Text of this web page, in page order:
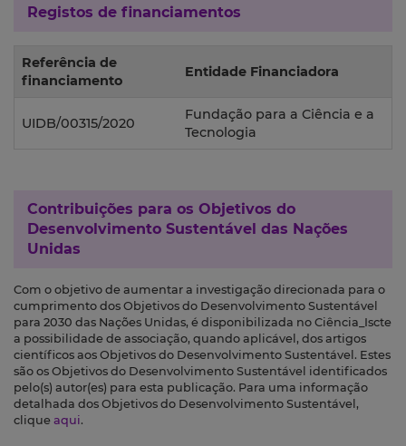
Registos de financiamentos
Referência de
financiamento
Entidade Financiadora
UIDB/00315/2020
Fundação para a Ciência e a
Tecnologia
Contribuições para os Objetivos do
Desenvolvimento Sustentável das Nações
Unidas
Com o objetivo de aumentar a investigação direcionada para o
cumprimento dos Objetivos do Desenvolvimento Sustentável
para 2030 das Nações Unidas, é disponibilizada no Ciência_Iscte
a possibilidade de associação, quando aplicável, dos artigos
científicos aos Objetivos do Desenvolvimento Sustentável. Estes
são os Objetivos do Desenvolvimento Sustentável identificados
pelo(s) autor(es) para esta publicação. Para uma informação
detalhada dos Objetivos do Desenvolvimento Sustentável,
clique aqui.